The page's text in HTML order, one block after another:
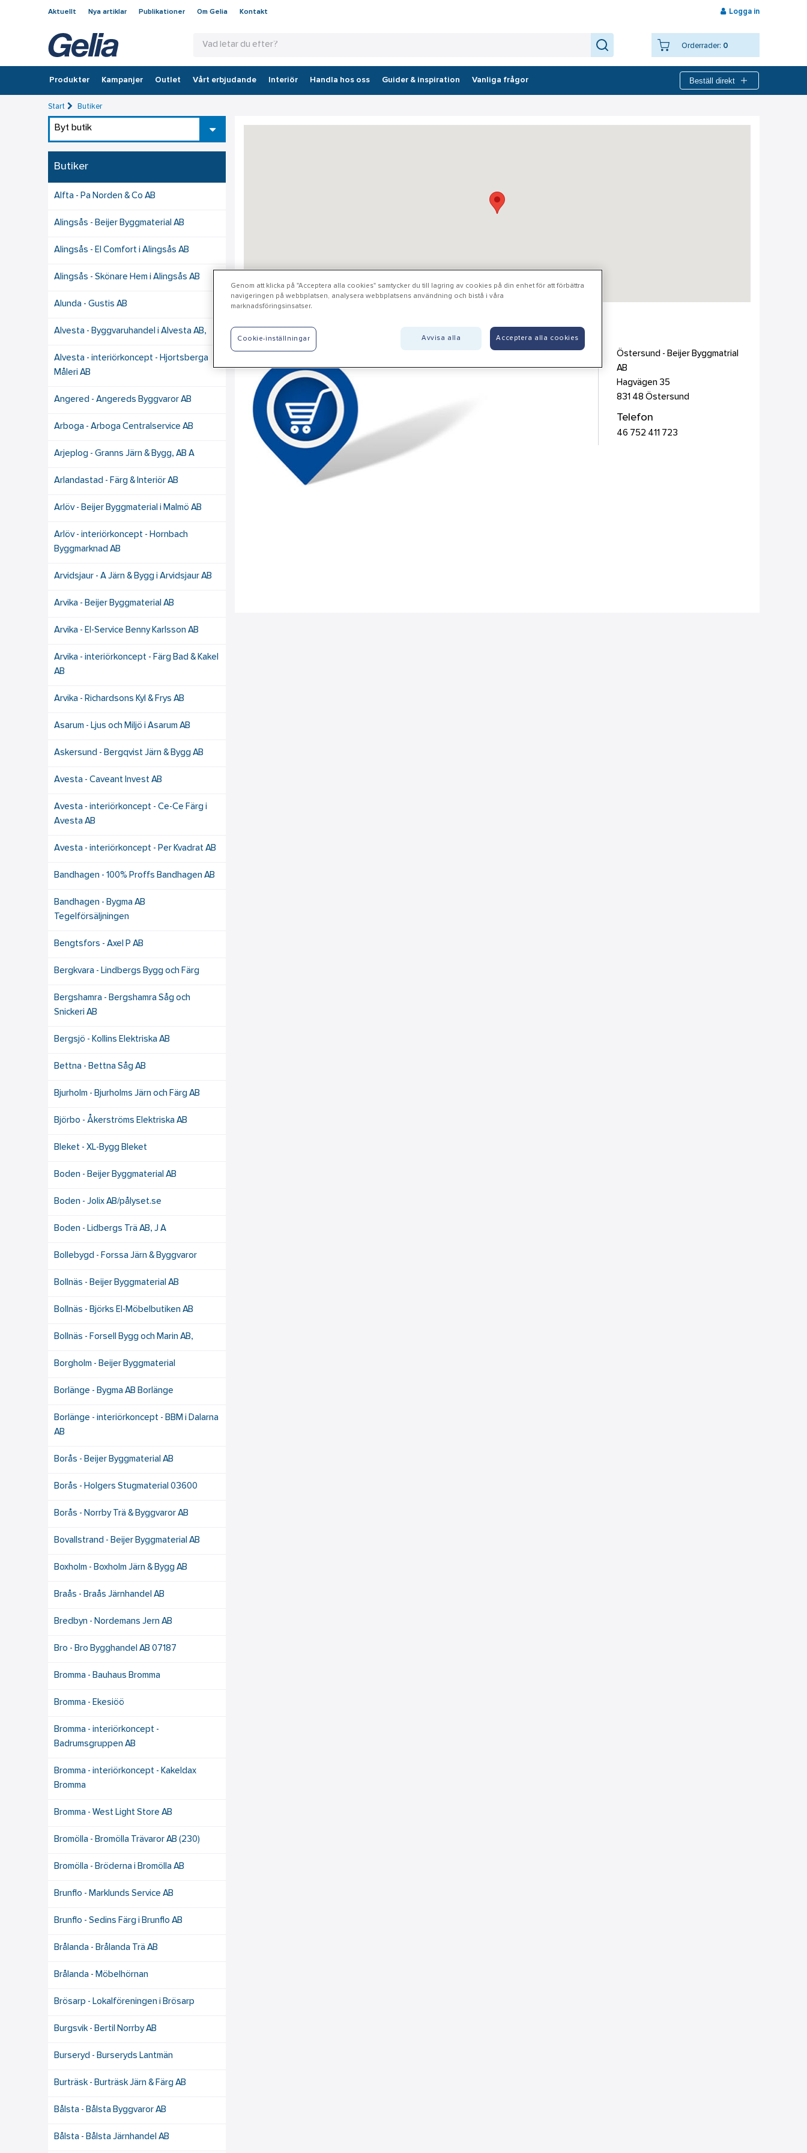
Aktuellt Nya artiklar Publikationer Om Gelia Kontakt Logga in
Orderrader: 0
Produkter Kampanjer Outlet Vårt erbjudande Interiör Handla hos oss Guider & inspiration Vanliga frågor Beställ direkt
Start Butiker
Byt butik
Butiker
Alfta - Pa Norden & Co AB
Alingsås - Beijer Byggmaterial AB
Alingsås - El Comfort i Alingsås AB
Alingsås - Skönare Hem i Alingsås AB
Alunda - Gustis AB
Alvesta - Byggvaruhandel i Alvesta AB,
Alvesta - interiörkoncept - Hjortsberga
Måleri AB
Angered - Angereds Byggvaror AB
Arboga - Arboga Centralservice AB
Arjeplog - Granns Järn & Bygg, AB A
Arlandastad - Färg & Interiör AB
Arlöv - Beijer Byggmaterial i Malmö AB
Arlöv - interiörkoncept - Hornbach
Byggmarknad AB
Arvidsjaur - A Järn & Bygg i Arvidsjaur AB
Arvika - Beijer Byggmaterial AB
Arvika - El-Service Benny Karlsson AB
Arvika - interiörkoncept - Färg Bad & Kakel
AB
Arvika - Richardsons Kyl & Frys AB
Asarum - Ljus och Miljö i Asarum AB
Askersund - Bergqvist Järn & Bygg AB
Avesta - Caveant Invest AB
Avesta - interiörkoncept - Ce-Ce Färg i
Avesta AB
Avesta - interiörkoncept - Per Kvadrat AB
Bandhagen - 100% Proffs Bandhagen AB
Bandhagen - Bygma AB
Tegelförsäljningen
Bengtsfors - Axel P AB
Bergkvara - Lindbergs Bygg och Färg
Bergshamra - Bergshamra Såg och
Snickeri AB
Bergsjö - Kollins Elektriska AB
Bettna - Bettna Såg AB
Bjurholm - Bjurholms Järn och Färg AB
Björbo - Åkerströms Elektriska AB
Bleket - XL-Bygg Bleket
Boden - Beijer Byggmaterial AB
Boden - Jolix AB/pålyset.se
Boden - Lidbergs Trä AB, J A
Bollebygd - Forssa Järn & Byggvaror
Bollnäs - Beijer Byggmaterial AB
Bollnäs - Björks El-Möbelbutiken AB
Bollnäs - Forsell Bygg och Marin AB,
Borgholm - Beijer Byggmaterial
Borlänge - Bygma AB Borlänge
Borlänge - interiörkoncept - BBM i Dalarna
AB
Borås - Beijer Byggmaterial AB
Borås - Holgers Stugmaterial 03600
Borås - Norrby Trä & Byggvaror AB
Bovallstrand - Beijer Byggmaterial AB
Boxholm - Boxholm Järn & Bygg AB
Braås - Braås Järnhandel AB
Bredbyn - Nordemans Jern AB
Bro - Bro Bygghandel AB 07187
Bromma - Bauhaus Bromma
Bromma - Ekesiöö
Bromma - interiörkoncept -
Badrumsgruppen AB
Bromma - interiörkoncept - Kakeldax
Bromma
Bromma - West Light Store AB
Bromölla - Bromölla Trävaror AB (230)
Bromölla - Bröderna i Bromölla AB
Brunflo - Marklunds Service AB
Brunflo - Sedins Färg i Brunflo AB
Brålanda - Brålanda Trä AB
Brålanda - Möbelhörnan
Brösarp - Lokalföreningen i Brösarp
Burgsvik - Bertil Norrby AB
Burseryd - Burseryds Lantmän
Burträsk - Burträsk Järn & Färg AB
Bålsta - Bålsta Byggvaror AB
Bålsta - Bålsta Järnhandel AB
Östersund - Beijer Byggmatrial AB
Östersund - Beijer Byggmatrial
AB
Hagvägen 35
831 48 Östersund
Telefon
46 752 411 723
Genom att klicka på "Acceptera alla cookies" samtycker du till lagring av cookies på din enhet för att förbättra
navigeringen på webbplatsen, analysera webbplatsens användning och bistå i våra
marknadsföringsinsatser.
Avvisa alla Acceptera alla cookies
Cookie-inställningar